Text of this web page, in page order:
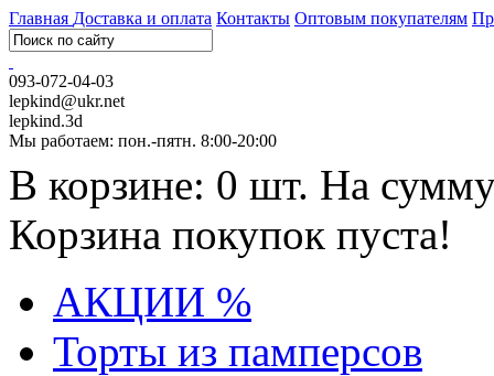
Главная Доставка и оплата Контакты Оптовым покупателям
093-072-04-03
lepkind@ukr.net
lepkind.3d
Мы работаем: пон.-пятн. 8:00-20:00
В корзине: 0 шт. На
Корзина покупок пуста!
АКЦИИ %
Торты из памперсов